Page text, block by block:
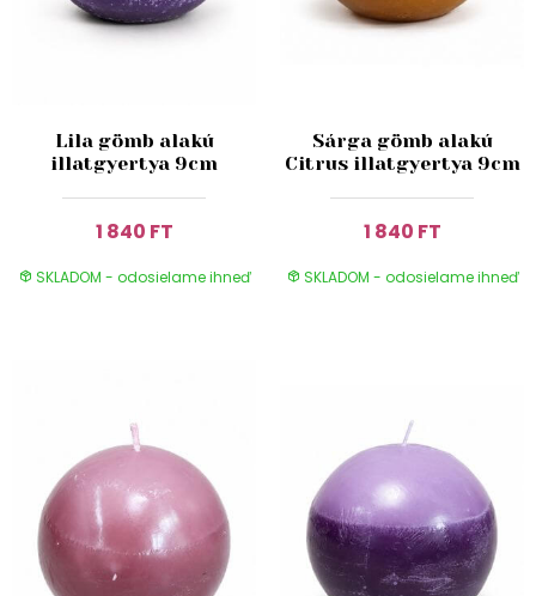
Lila gömb alakú
illatgyertya 9cm
1 840 FT
SKLADOM - odosielame ihneď
Sárga gömb alakú
Citrus illatgyertya 9cm
1 840 FT
SKLADOM - odosielame ihneď